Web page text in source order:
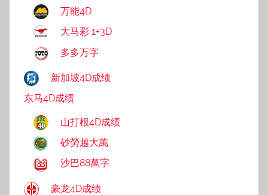
万能4D
大马彩 1+3D
多多万字
新加坡4D成绩
东马4D成绩
山打根4D成绩
砂勞越大萬
沙巴88萬字
豪龙4D成绩